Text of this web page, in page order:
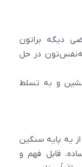
دیگه براتون
در حل
و به تسلط
یه پایه سنگین
قابل فهم و